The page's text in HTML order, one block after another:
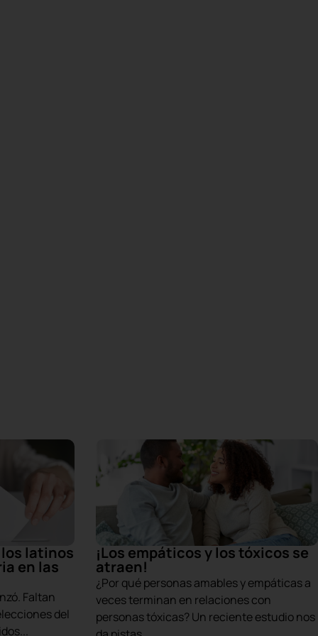
los latinos
en las
Faltan
del
¡Los empáticos y los tóxicos se
atraen!
¿Por qué personas amables y empáticas a
veces terminan en relaciones con
personas tóxicas? Un reciente estudio nos